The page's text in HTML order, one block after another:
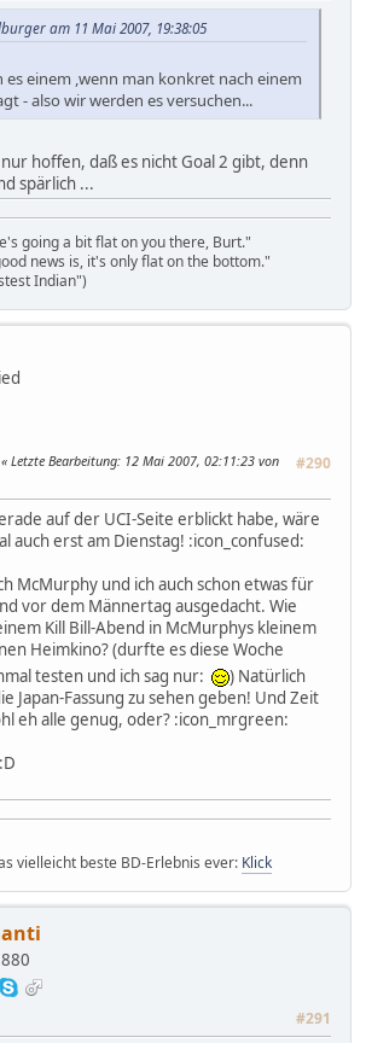
am 11 Mai 2007, 19:38:05
es einem ,wenn man konkret nach einem
- also wir werden es versuchen...
hoffen, daß es nicht Goal 2 gibt, denn
spärlich ...
going a bit flat on you there, Burt."
news is, it's only flat on the bottom."
Indian")
#290
Letzte Bearbeitung: 12 Mai 2007, 02:11:23 von
auf der UCI-Seite erblickt habe, wäre
auch erst am Dienstag! :icon_confused:
McMurphy und ich auch schon etwas für
vor dem Männertag ausgedacht. Wie
Kill Bill-Abend in McMurphys kleinem
Heimkino? (durfte es diese Woche
testen und ich sag nur:
) Natürlich
Japan-Fassung zu sehen geben! Und Zeit
eh alle genug, oder? :icon_mrgreen:
vielleicht beste BD-Erlebnis ever: Klick
#291